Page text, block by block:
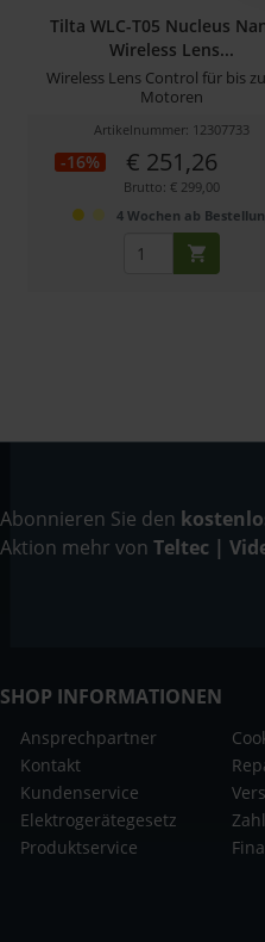
Tilta WLC-T05 Nucleus
Wireless Lens...
Wireless Lens Control für bis
Motoren
Artikelnummer: 12307733
-16% € 251,26
Brutto: € 299,00
4 Wochen ab
Abonnieren Sie den
Aktion mehr von Teltec |
SHOP INFORMATIONEN
Ansprechpartner
Kontakt
Kundenservice
Elektrogerätegesetz
Produktservice